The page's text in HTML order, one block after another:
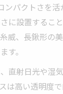
ンパクトさを
に設置するこ
威、長鍬形の
す。
直射日光や湿
は高い透明度